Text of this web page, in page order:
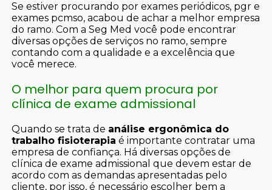
Se estiver procurando por exames periódicos, pgr e
exames pcmso, acabou de achar a melhor empresa
do ramo. Com a Seg Med você pode encontrar
diversas opções de serviços no ramo, sempre
contando com a qualidade e a excelência que
você merece.
O melhor para quem procura por
clínica de exame admissional
Quando se trata de análise ergonômica do
trabalho fisioterapia é importante contratar uma
empresa de confiança. Há diversas opções de
clínica de exame admissional que devem estar de
acordo com as demandas apresentadas pelo
cliente, por isso, é necessário escolher bem a